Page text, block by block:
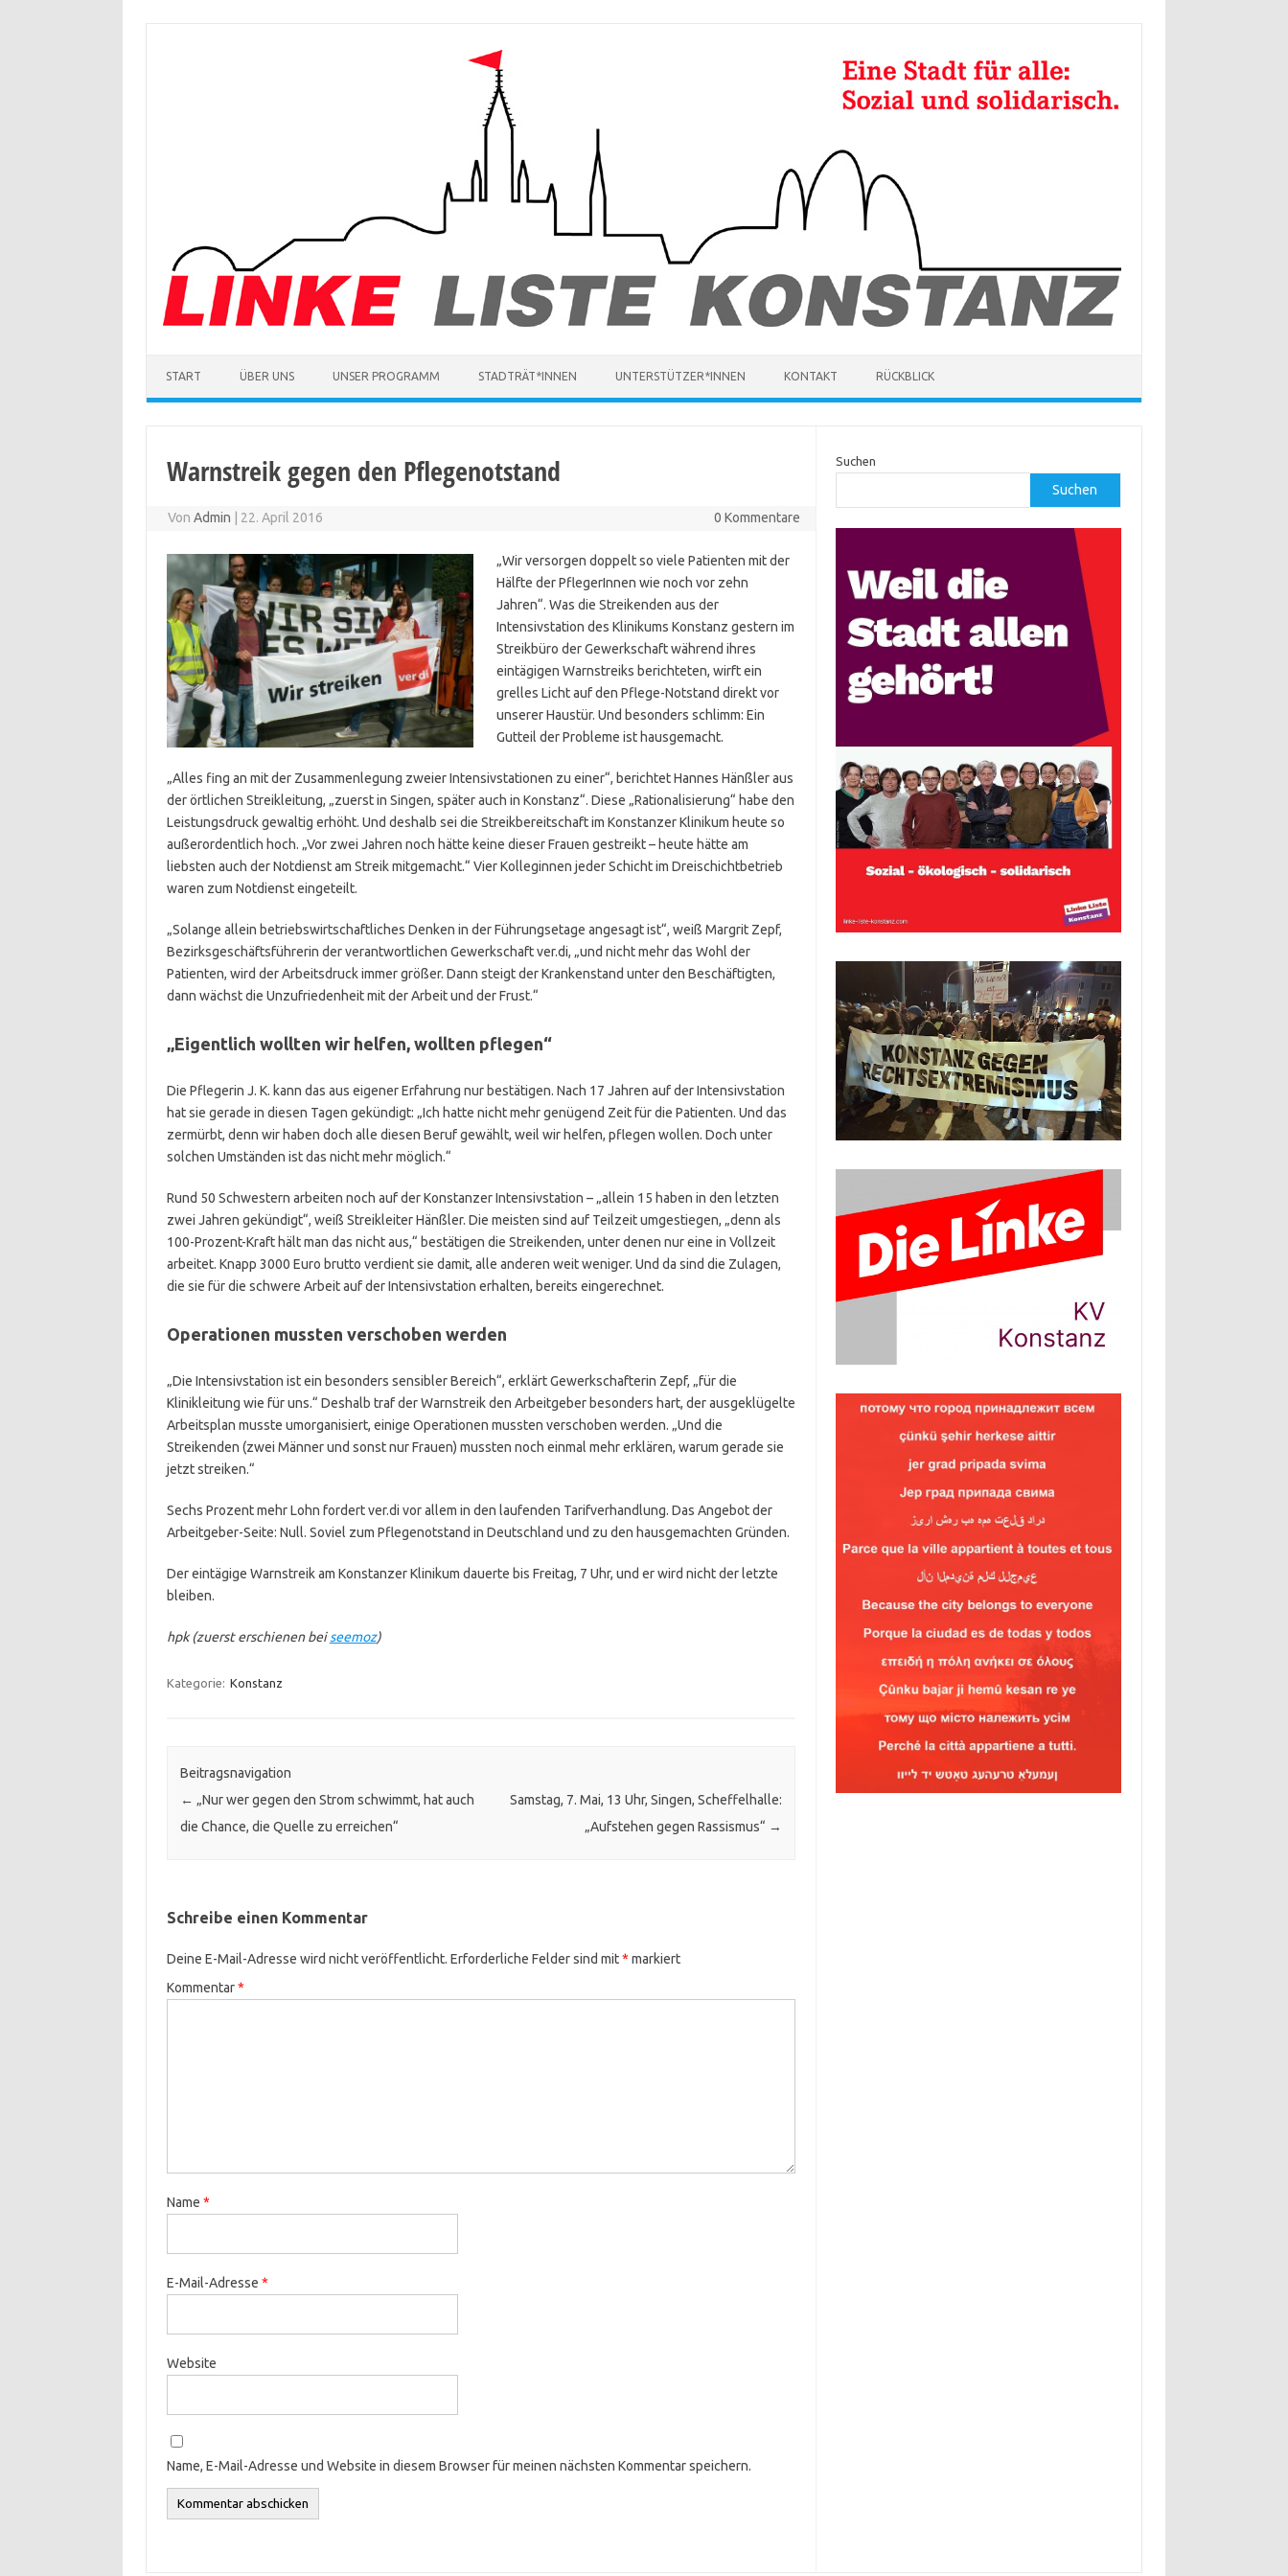
START ÜBER UNS UNSER PROGRAMM STADTRÄT*INNEN UNTERSTÜTZER*INNEN KONTAKT RÜCKBLICK
Warnstreik gegen den Pflegenotstand
VonAdmin 22. April 2016 0 Kommentare
„Wir versorgen doppelt so viele Patienten mit der
Hälfte der PflegerInnen wie noch vor zehn
Jahren“. Was die Streikenden aus der
Intensivstation des Klinikums Konstanz gestern im
Streikbüro der Gewerkschaft während ihres
eintägigen Warnstreiks berichteten, wirft ein
grelles Licht auf den Pflege-Notstand direkt vor
unserer Haustür. Und besonders schlimm: Ein
Gutteil der Probleme ist hausgemacht.
„Alles fing an mit der Zusammenlegung zweier Intensivstationen zu einer“, berichtet Hannes Hänßler aus
der örtlichen Streikleitung, „zuerst in Singen, später auch in Konstanz“. Diese „Rationalisierung“ habe den
Leistungsdruck gewaltig erhöht. Und deshalb sei die Streikbereitschaft im Konstanzer Klinikum heute so
außerordentlich hoch. „Vor zwei Jahren noch hätte keine dieser Frauen gestreikt – heute hätte am
liebsten auch der Notdienst am Streik mitgemacht.“ Vier Kolleginnen jeder Schicht im Dreischichtbetrieb
waren zum Notdienst eingeteilt.
„Solange allein betriebswirtschaftliches Denken in der Führungsetage angesagt ist“, weiß Margrit Zepf,
Bezirksgeschäftsführerin der verantwortlichen Gewerkschaft ver.di, „und nicht mehr das Wohl der
Patienten, wird der Arbeitsdruck immer größer. Dann steigt der Krankenstand unter den Beschäftigten,
dann wächst die Unzufriedenheit mit der Arbeit und der Frust.“
„Eigentlich wollten wir helfen, wollten pflegen“
Die Pflegerin J. K. kann das aus eigener Erfahrung nur bestätigen. Nach 17 Jahren auf der Intensivstation
hat sie gerade in diesen Tagen gekündigt: „Ich hatte nicht mehr genügend Zeit für die Patienten. Und das
zermürbt, denn wir haben doch alle diesen Beruf gewählt, weil wir helfen, pflegen wollen. Doch unter
solchen Umständen ist das nicht mehr möglich.“
Rund 50 Schwestern arbeiten noch auf der Konstanzer Intensivstation – „allein 15 haben in den letzten
zwei Jahren gekündigt“, weiß Streikleiter Hänßler. Die meisten sind auf Teilzeit umgestiegen, „denn als
100-Prozent-Kraft hält man das nicht aus,“ bestätigen die Streikenden, unter denen nur eine in Vollzeit
arbeitet. Knapp 3000 Euro brutto verdient sie damit, alle anderen weit weniger. Und da sind die Zulagen,
die sie für die schwere Arbeit auf der Intensivstation erhalten, bereits eingerechnet.
Operationen mussten verschoben werden
„Die Intensivstation ist ein besonders sensibler Bereich“, erklärt Gewerkschafterin Zepf, „für die
Klinikleitung wie für uns.“ Deshalb traf der Warnstreik den Arbeitgeber besonders hart, der ausgeklügelte
Arbeitsplan musste umorganisiert, einige Operationen mussten verschoben werden. „Und die
Streikenden (zwei Männer und sonst nur Frauen) mussten noch einmal mehr erklären, warum gerade sie
jetzt streiken.“
Sechs Prozent mehr Lohn fordert ver.di vor allem in den laufenden Tarifverhandlung. Das Angebot der
Arbeitgeber-Seite: Null. Soviel zum Pflegenotstand in Deutschland und zu den hausgemachten Gründen.
Der eintägige Warnstreik am Konstanzer Klinikum dauerte bis Freitag, 7 Uhr, und er wird nicht der letzte
bleiben.
hpk (zuerst erschienen beiseemoz)
Kategorie: Konstanz
Beitragsnavigation
← „Nur wer gegen den Strom schwimmt, hat auch
die Chance, die Quelle zu erreichen“
Samstag, 7. Mai, 13 Uhr, Singen, Scheffelhalle:
„Aufstehen gegen Rassismus“ →
Schreibe einen Kommentar
Deine E-Mail-Adresse wird nicht veröffentlicht. Erforderliche Felder sind mit* markiert
Kommentar*
Name *
E-Mail-Adresse *
Website
Name, E-Mail-Adresse und Website in diesem Browser für meinen nächsten Kommentar speichern.
Suchen
Suchen